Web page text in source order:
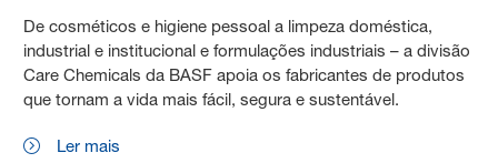
De cosméticos e higiene pessoal a limpeza doméstica,
industrial e institucional e formulações industriais – a divisão
Care Chemicals da BASF apoia os fabricantes de produtos
que tornam a vida mais fácil, segura e sustentável.
Ler mais